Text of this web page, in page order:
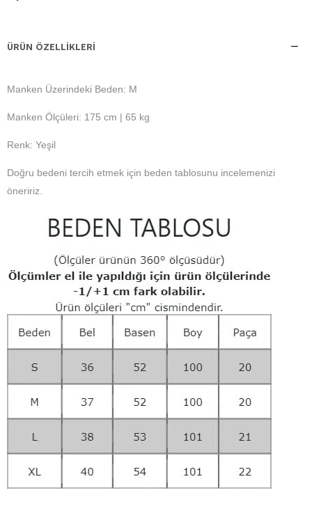
ÜRÜN ÖZELLIKLERI
Manken Üzerindeki Beden: M
Manken Ölçüleri: 175 cm | 65 kg
Renk: Yeşil
Doğru bedeni tercih etmek için beden tablosunu incelemenizi
öneririz.